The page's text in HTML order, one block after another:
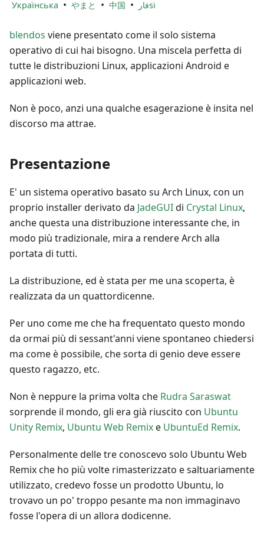
Українська • やまと • 中国 • فارsi
blendos viene presentato come il solo sistema
operativo di cui hai bisogno. Una miscela perfetta di
tutte le distribuzioni Linux, applicazioni Android e
applicazioni web.
Non è poco, anzi una qualche esagerazione è insita nel
discorso ma attrae.
Presentazione
E' un sistema operativo basato su Arch Linux, con un
proprio installer derivato da JadeGUIdi Crystal Linux,
anche questa una distribuzione interessante che, in
modo più tradizionale, mira a rendere Arch alla
portata di tutti.
La distribuzione, ed è stata per me una scoperta, è
realizzata da un quattordicenne.
Per uno come me che ha frequentato questo mondo
da ormai più di sessant'anni viene spontaneo chiedersi
ma come è possibile, che sorta di genio deve essere
questo ragazzo, etc.
Non è neppure la prima volta che Rudra Saraswat
sorprende il mondo, gli era già riuscito con Ubuntu
Unity Remix, Ubuntu Web Remixe UbuntuEd Remix.
Personalmente delle tre conoscevo solo Ubuntu Web
Remix che ho più volte rimasterizzato e saltuariamente
utilizzato, credevo fosse un prodotto Ubuntu, lo
trovavo un po' troppo pesante ma non immaginavo
fosse l'opera di un allora dodicenne.